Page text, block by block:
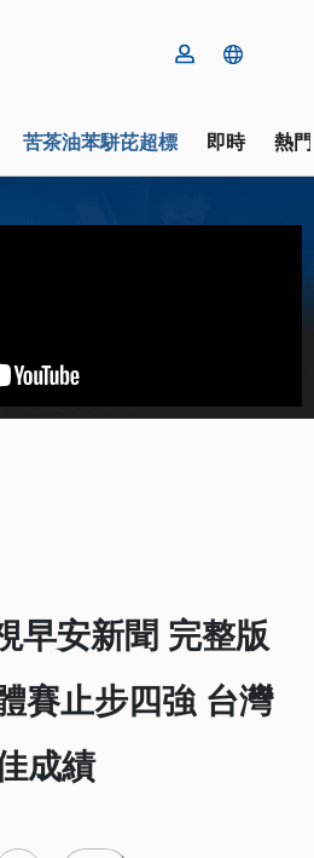
苦茶油苯駢芘超標 即時 熱
早安新聞 完整版
賽止步四強 台灣
成績